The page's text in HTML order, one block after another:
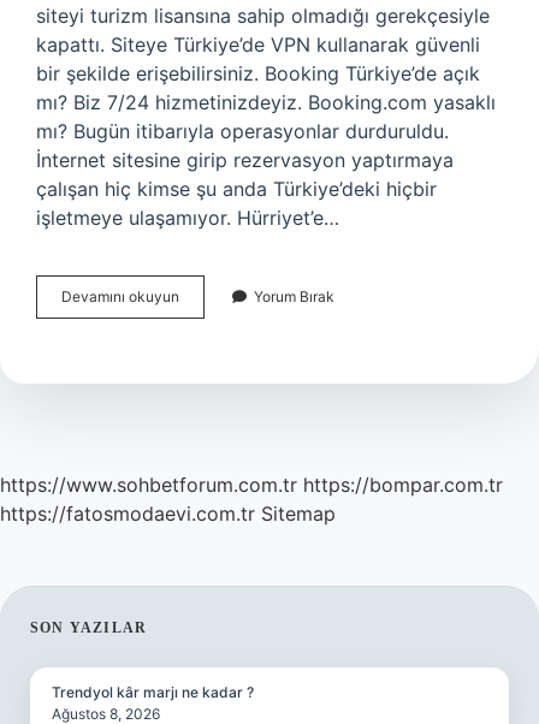
siteyi turizm lisansına sahip olmadığı gerekçesiyle
kapattı. Siteye Türkiye’de VPN kullanarak güvenli
bir şekilde erişebilirsiniz. Booking Türkiye’de açık
mı? Biz 7/24 hizmetinizdeyiz. Booking.com yasaklı
mı? Bugün itibarıyla operasyonlar durduruldu.
İnternet sitesine girip rezervasyon yaptırmaya
çalışan hiç kimse şu anda Türkiye’deki hiçbir
işletmeye ulaşamıyor. Hürriyet’e…
Devamını okuyun Booking
Türkiyeden
Yorum Bırak
https://www.sohbetforum.com.tr https://bompar.com.tr
https://fatosmodaevi.com.tr Sitemap
SIDEBAR
SON YAZILAR
Trendyol kâr marjı ne kadar ?
Ağustos 8, 2026